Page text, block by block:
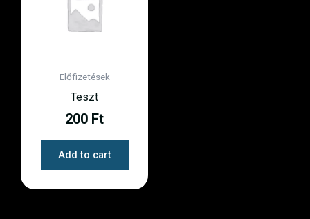
Előfizetések
Teszt
200 Ft
Add to cart